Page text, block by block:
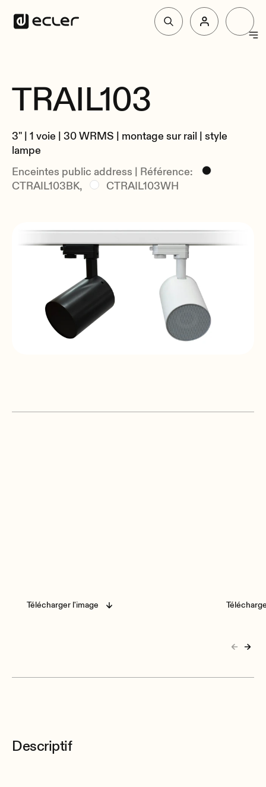
Solutions
Pourquoi Ecler
Soutien et communauté
Vue d'Ensemble
TRAIL103
3" | 1 voie | 30 WRMS | montage sur rail | style
lampe
Enceintes public address | Référence:
CTRAIL103BK,
CTRAIL103WH
Télécharger l'image
Descriptif